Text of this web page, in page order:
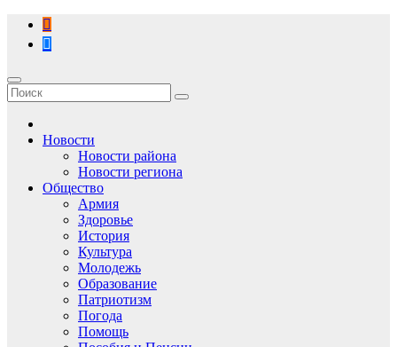
Перейти
содержимому
Новости
Новости района
Новости региона
Общество
Армия
Здоровье
История
Культура
Молодежь
Образование
Патриотизм
Погода
Помощь